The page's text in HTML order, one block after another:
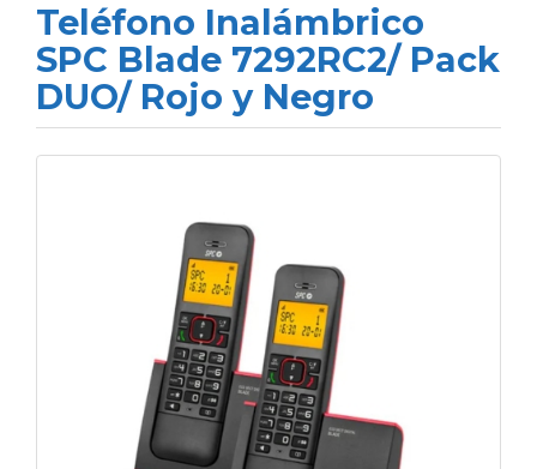
Teléfono Inalámbrico
SPC Blade 7292RC2/ Pack
DUO/ Rojo y Negro